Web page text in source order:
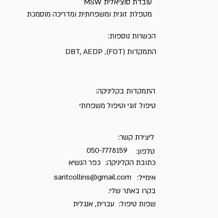
עובדת סוציאלית MSW
מטפלת זוגית ומשפחתית ומדריכה מוסמכת
הכשרות נוספות:
התמקדות (FOT), DBT, AEDP
התמקדות בקליניקה:
טיפול זוגי וטיפול משפחתי
ליצירת קשר:
050-7778159
טלפון:
כפר הנשיא כתובת הקליניקה:
saritcollins@gmail.com
אימייל:
בקרו באתר שלי:
עברית, אנגלית שפות טיפול: